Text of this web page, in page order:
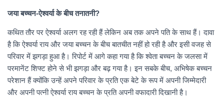
जया बच्चन-ऐश्वर्या के बीच तनातनी?
कथित तौर पर ऐश्वर्या अलग रह रही हैं लेकिन अब तक अपने पति के साथ हैं। दावा
है कि ऐश्वर्या राय और जया बच्चन के बीच बातचीत नहीं हो रही है और इसी वजह से
परिवार में झगड़ा हुआ है। रिपोर्ट में आगे कहा गया है कि श्वेता बच्चन के जलसा में
परमानेंट शिफ्ट होने से भी झगड़ा और बढ़ गया है। इन सबके बीच, अभिषेक बच्चन
परेशान हैं क्योंकि उन्हें अपने परिवार के प्रति एक बेटे के रूप में अपनी जिम्मेदारी
और अपनी पत्नी ऐश्वर्या राय बच्चन के प्रति अपनी वफादारी दिखानी है।